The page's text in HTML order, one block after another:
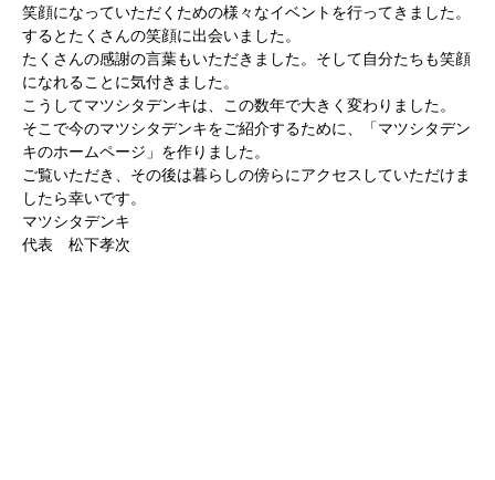
笑顔になっていただくための様々なイベントを行ってきました。
するとたくさんの笑顔に出会いました。
たくさんの感謝の言葉もいただきました。そして自分たちも笑顔
になれることに気付きました。
こうしてマツシタデンキは、この数年で大きく変わりました。
そこで今のマツシタデンキをご紹介するために、「マツシタデン
キのホームページ」を作りました。
ご覧いただき、その後は暮らしの傍らにアクセスしていただけま
したら幸いです。
マツシタデンキ
代表 松下孝次